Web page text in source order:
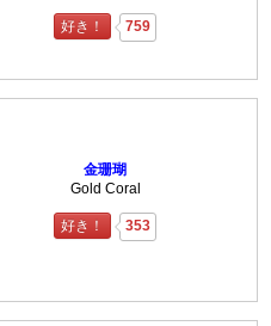
好き！ 759
金珊瑚
Gold Coral
好き！ 353